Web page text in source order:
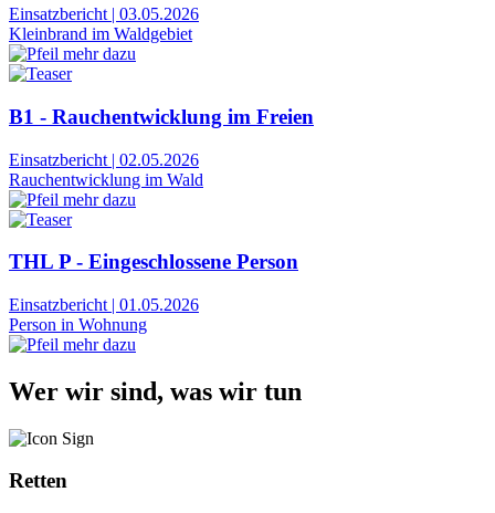
Einsatzbericht | 03.05.2026
Kleinbrand im Waldgebiet
B1 - Rauchentwicklung im Freien
Einsatzbericht | 02.05.2026
Rauchentwicklung im Wald
THL P - Eingeschlossene Person
Einsatzbericht | 01.05.2026
Person in Wohnung
Wer wir sind, was wir tun
Retten